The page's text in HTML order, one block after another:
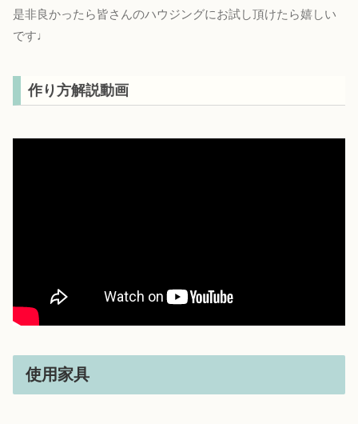
是非良かったら皆さんのハウジングにお試し頂けたら嬉しい
です♩
作り方解説動画
使用家具